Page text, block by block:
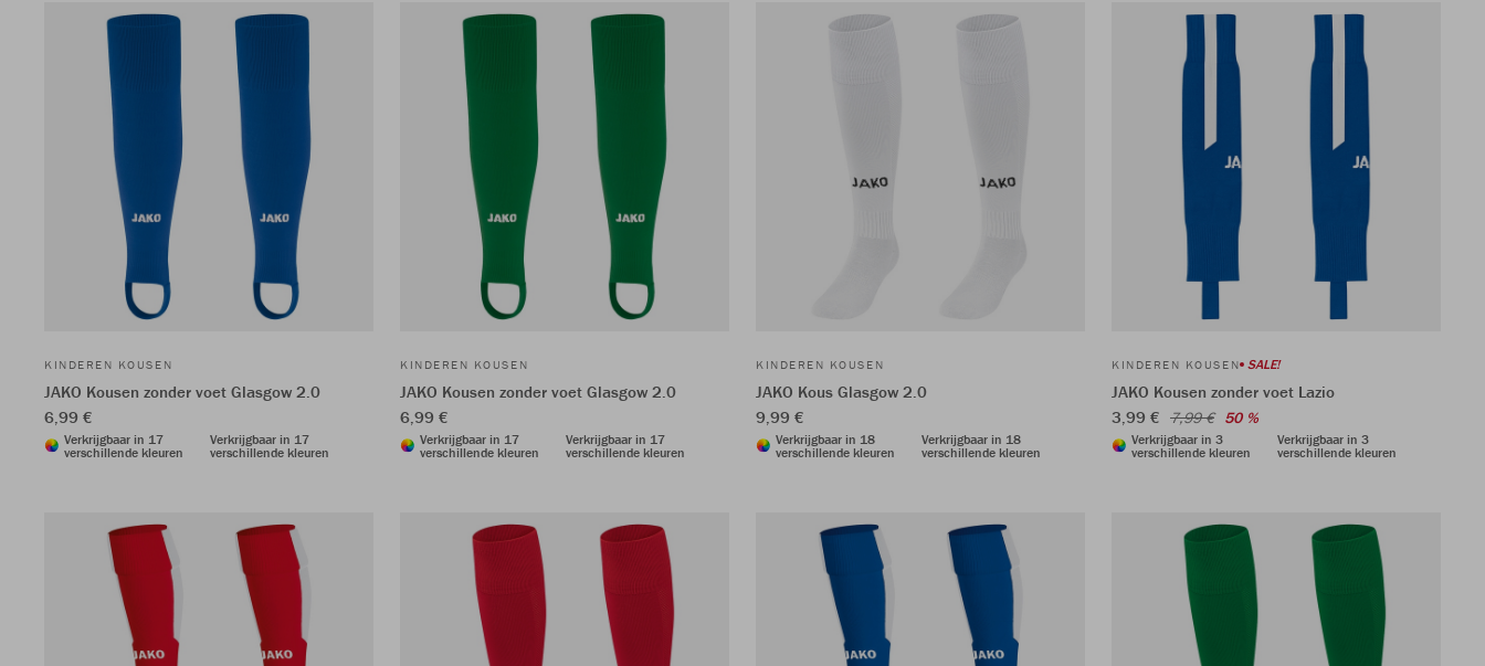
KINDEREN KOUSEN
JAKO Kousen zonder voet Glasgow 2.0
6,99 €
Verkrijgbaar in 17
verschillende kleuren
Verkrijgbaar in 17
verschillende kleuren
KINDEREN KOUSEN
JAKO Kousen zonder voet Glasgow 2.0
6,99 €
Verkrijgbaar in 17
verschillende kleuren
Verkrijgbaar in 17
verschillende kleuren
KINDEREN KOUSEN
JAKO Kous Glasgow 2.0
9,99 €
Verkrijgbaar in 18
verschillende kleuren
Verkrijgbaar in 18
verschillende kleuren
KINDEREN KOUSEN SALE!
JAKO Kousen zonder voet Lazio
3,99 € 7,99 € 50 %
Verkrijgbaar in 3
verschillende kleuren
Verkrijgbaar in 3
verschillende kleuren